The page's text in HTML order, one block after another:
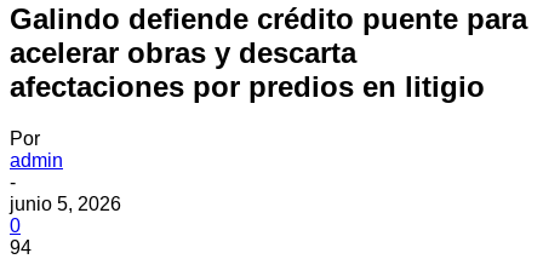
Galindo defiende crédito puente para
acelerar obras y descarta
afectaciones por predios en litigio
Por
admin
-
junio 5, 2026
0
94